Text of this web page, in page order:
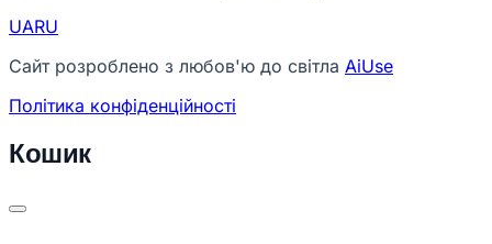
UARU
Сайт розроблено з любов'ю до світла AiUse
Політика конфіденційності
Кошик